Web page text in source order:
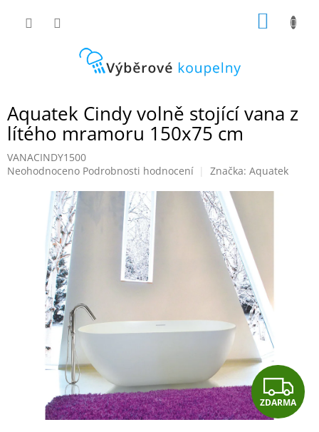
Aquatek Cindy volně stojící vana z
lítého mramoru 150x75 cm
VANACINDY1500
Průměrné
hvězdiček.
Neohodnoceno Podrobnosti hodnocení Značka: Aquatek
Z
D
ZDARMA